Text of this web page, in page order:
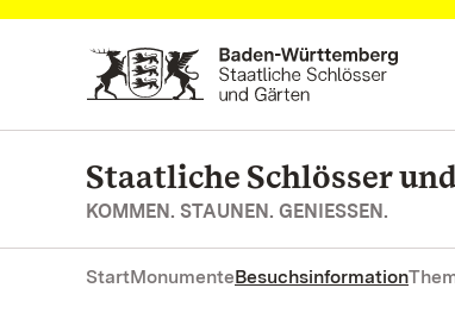
Zum Hauptinhalt springen
Staatliche Schlösser
KOMMEN. STAUNEN. GENIESSEN.
StartMonumenteBesuchsinformation